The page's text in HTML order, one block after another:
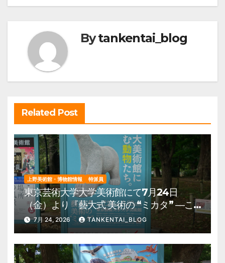
ナ
ゲ
ー
シ
ョ
ン
Bytankentai_blog
Related Post
上野美術館・博物館情報 特派員
東京芸術大学大学美術館にて7月24日
（金）より『藝大式 美術の “ミカタ” ―こ
の夏、藝大生になる―』を開催。 上野公
園 美術館・博物館 混雑情報他
7月 24, 2026 TANKENTAI_BLOG